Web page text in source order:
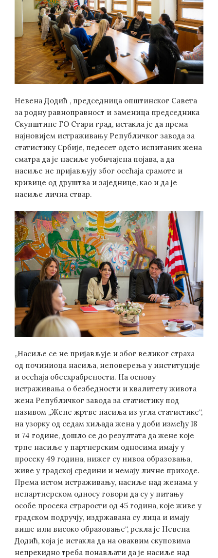
Невена Додић , председница општинског Савета
за родну равноправност и заменица председника
Скупштине ГО Стари град, истакла је да према
најновијем истраживању Републичког завода за
статистику Србије, педесет одсто испитаних жена
сматра да је насиље уобичајена појава, а да
насиље не пријављују због осећаја срамоте и
кривице од друштва и заједнице, као и да је
насиље лична ствар.
„Насиље се не пријављује и због великог страха
од починиоца насиља, неповерења у институције
и осећаја обесхрабрености. На основу
истраживања о безбедности и квалитету живота
жена Републичког завода за статистику под
називом „Жене жртве насиља из угла статистике“,
на узорку од седам хиљада жена у доби између 18
и 74 године, дошло се до резултата да жене које
трпе насиље у партнерским односима имају у
просеку 49 година, нижег су нивоа образовања,
живе у градској средини и немају личне приходе.
Према истом истраживању, насиље над женама у
непартнерском односу говори да су у питању
особе просека страрости од 45 година, које живе у
градском подручју, издржавана су лица и имају
више или високо образовање“, рекла је Невена
Додић, која је истакла да на оваквим скуповима
непрекидно треба понављати да је насиље над